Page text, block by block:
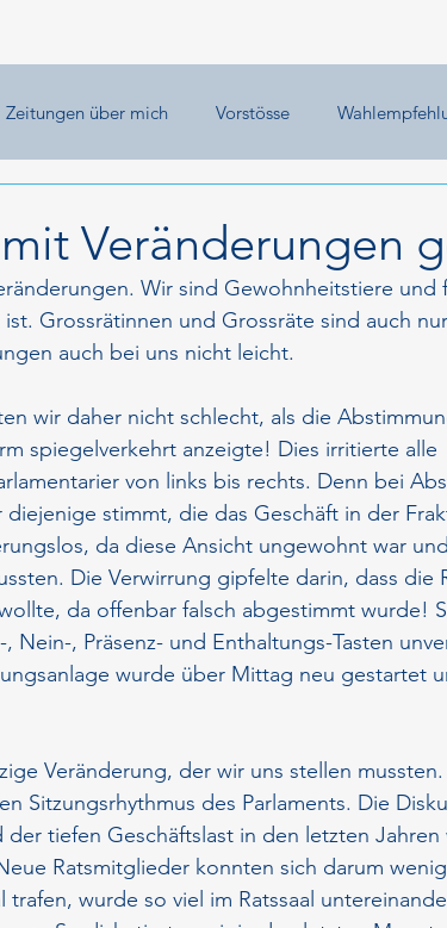
Zeitungen über mich Vorstösse
Veränderungen
Wir sind Gewohnheitstiere und
Grossrätinnen und Grossräte sind auch
auch bei uns nicht leicht.
wir daher nicht schlecht, als die
spiegelverkehrt anzeigte! Dies irritierte alle
von links bis rechts. Denn bei
stimmt, die das Geschäft in der
da diese Ansicht ungewohnt war
Die Verwirrung gipfelte darin, dass die
da offenbar falsch abgestimmt wurde!
Nein-, Präsenz- und Enthaltungs-Tasten
wurde über Mittag neu gestartet
Veränderung, der wir uns stellen
Sitzungsrhythmus des Parlaments. Die
tiefen Geschäftslast in den letzten Jahren
Ratsmitglieder konnten sich darum
trafen, wurde so viel im Ratssaal